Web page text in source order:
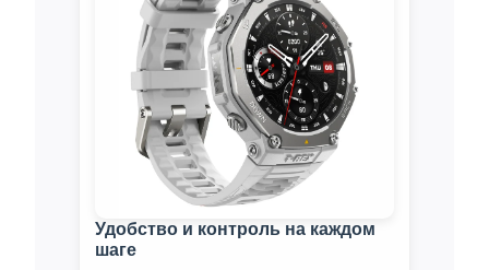
Удобство и контроль на каждом
шаге